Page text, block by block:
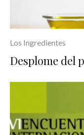
Los Ingredientes
Desplome del